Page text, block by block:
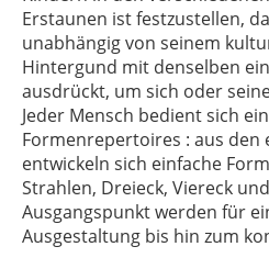
Erstaunen ist festzustellen,
unabhängig von seinem
Hintergund mit denselben
ausdrückt, um sich oder
Jeder Mensch bedient sich
Formenrepertoires : aus den
entwickeln sich einfache
Strahlen, Dreieck, Viereck
Ausgangspunkt werden für
Ausgestaltung bis hin zum